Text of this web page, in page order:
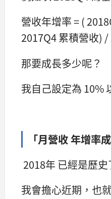
營收年增率 = (
2017Q4 累積營收)
那要成長多少呢？
我自己設定為 10%
「月營收 年增率
2018年 已經是歷史
我會擔心近期，也